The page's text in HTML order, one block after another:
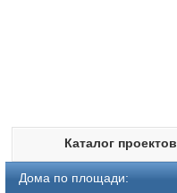
Каталог проектов
Дома по площади: